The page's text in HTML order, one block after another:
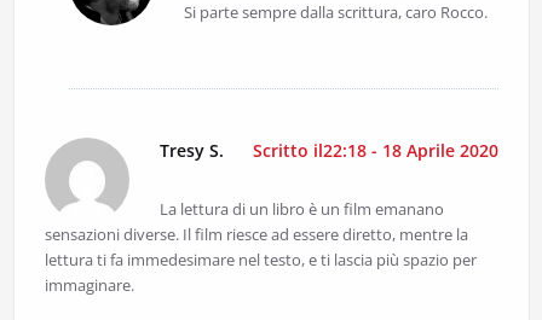
Si parte sempre dalla scrittura, caro Rocco.
Tresy S. Scritto il22:18 - 18 Aprile 2020
La lettura di un libro è un film emanano
sensazioni diverse. Il film riesce ad essere diretto, mentre la
lettura ti fa immedesimare nel testo, e ti lascia più spazio per
immaginare.